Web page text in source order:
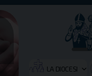
LA DIOCESI